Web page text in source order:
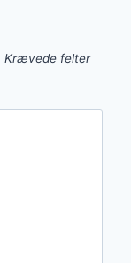
Krævede felter